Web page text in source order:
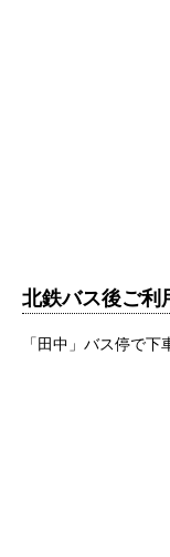
北鉄バス後ご利
「田中」バス停で下